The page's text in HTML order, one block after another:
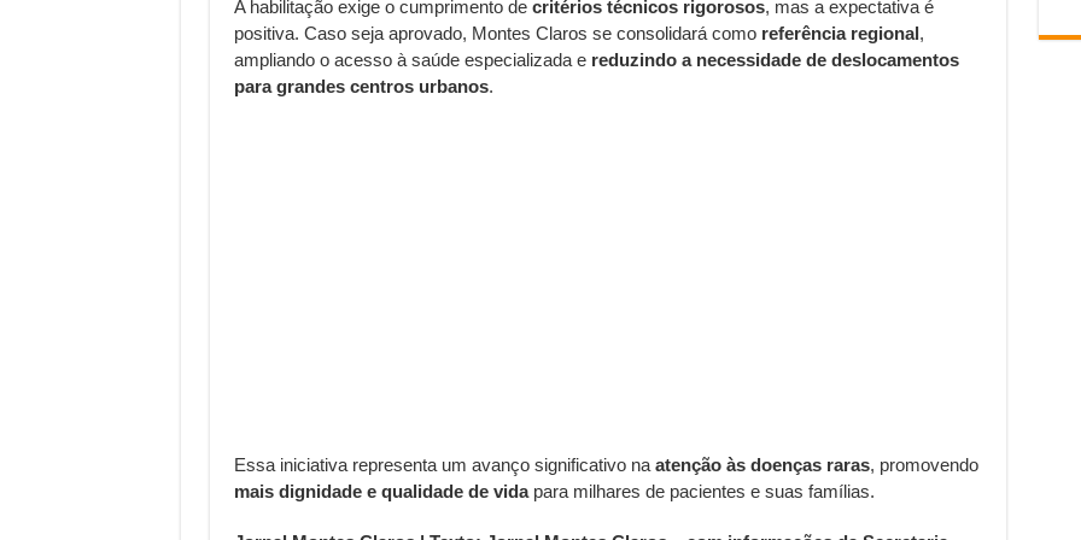
A habilitação exige o cumprimento de critérios técnicos rigorosos, mas a expectativa é
positiva. Caso seja aprovado, Montes Claros se consolidará como referência regional,
ampliando o acesso à saúde especializada e reduzindo a necessidade de deslocamentos
para grandes centros urbanos.
Essa iniciativa representa um avanço significativo na atenção às doenças raras, promovendo
mais dignidade e qualidade de vidapara milhares de pacientes e suas famílias.